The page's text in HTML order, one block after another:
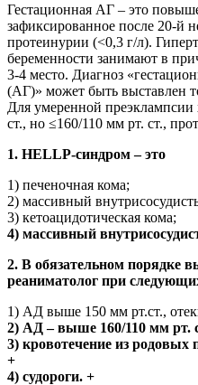
Гестационная АГ – это
зафиксированное после 20-й
протеинурии (<0,3 г/л).
беременности занимают в
3-4 место. Диагноз
(АГ)» может быть выставлен
Для умеренной
ст., но ≤160/110 мм рт. ст.,
1. HELLP-синдром – это
1) печеночная кома;
2) массивный
3) кетоацидотическая кома;
4) массивный
2. В обязательном порядке
реаниматолог при
1) АД выше 150 мм рт.ст.,
2) АД – выше 160/110 мм рт.
3) кровотечение из родовых
+
4) судороги. +